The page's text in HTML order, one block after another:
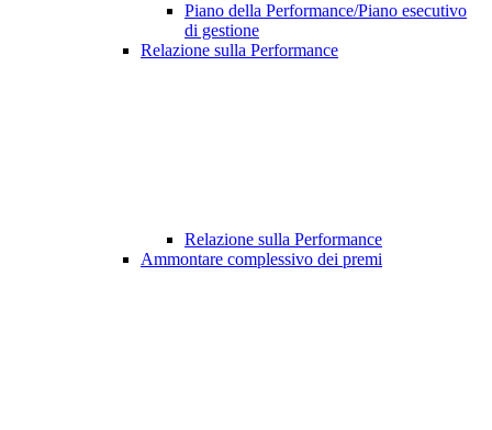
Piano della Performance/Piano esecutivo
di gestione
Relazione sulla Performance
Relazione sulla Performance
Ammontare complessivo dei premi